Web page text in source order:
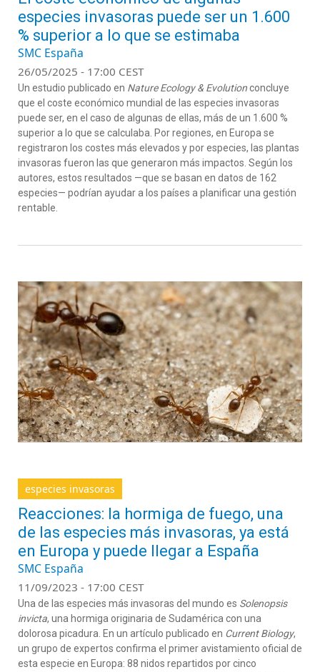
especies invasoras puede ser un 1.600
% superior a lo que se estimaba
SMC España
26/05/2025 - 17:00 CEST
Un estudio publicado en Nature Ecology & Evolutionconcluye
que el coste económico mundial de las especies invasoras
puede ser, en el caso de algunas de ellas, más de un 1.600 %
superior a lo que se calculaba. Por regiones, en Europa se
registraron los costes más elevados y por especies, las plantas
invasoras fueron las que generaron más impactos. Según los
autores, estos resultados —que se basan en datos de 162
especies— podrían ayudar a los países a planificar una gestión
rentable.
especies invasoras
Reacciones: la hormiga de fuego, una
de las especies más invasoras, ya está
en Europa y puede llegar a España
SMC España
11/09/2023 - 17:00 CEST
Una de las especies más invasoras del mundo es Solenopsis
invicta, una hormiga originaria de Sudamérica con una
dolorosa picadura . En un artículo publicado en Current Biology,
un grupo de expertos confirma el primer avistamiento oficial de
esta especie en Europa: 88 nidos repartidos por cinco